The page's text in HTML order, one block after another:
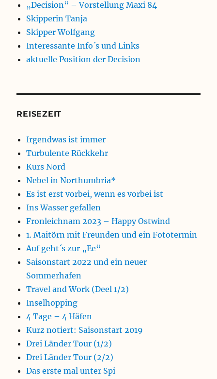
„Decision“ – Vorstellung Maxi 84
Skipperin Tanja
Skipper Wolfgang
Interessante Info´s und Links
aktuelle Position der Decision
REISEZEIT
Irgendwas ist immer
Turbulente Rückkehr
Kurs Nord
Nebel in Northumbria*
Es ist erst vorbei, wenn es vorbei ist
Ins Wasser gefallen
Fronleichnam 2023 – Happy Ostwind
1. Maitörn mit Freunden und ein Fototermin
Auf geht´s zur „Ee“
Saisonstart 2022 und ein neuer
Sommerhafen
Travel and Work (Deel 1/2)
Inselhopping
4 Tage – 4 Häfen
Kurz notiert: Saisonstart 2019
Drei Länder Tour (1/2)
Drei Länder Tour (2/2)
Das erste mal unter Spi